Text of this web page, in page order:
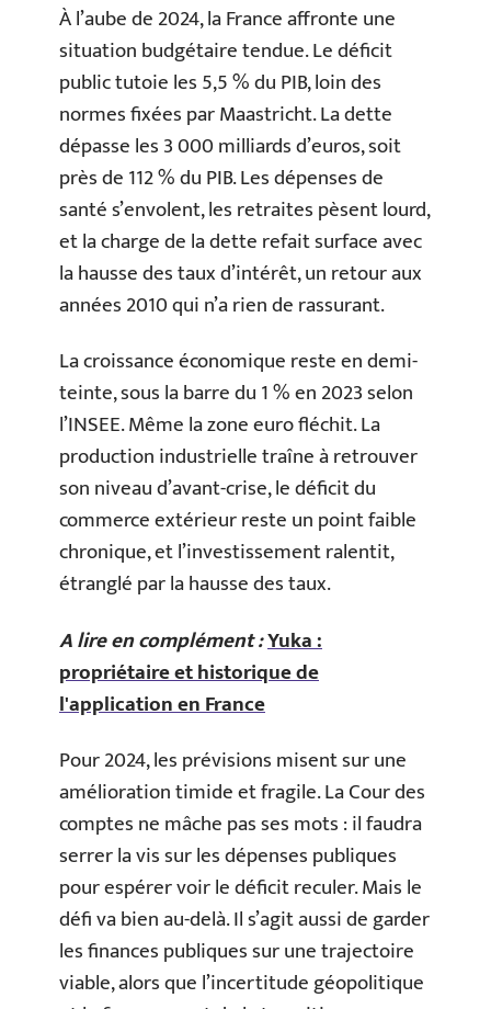
À l’aube de 2024, la France affronte une
situation budgétaire tendue. Le déficit
public tutoie les 5,5 % du PIB, loin des
normes fixées par Maastricht. La dette
dépasse les 3 000 milliards d’euros, soit
près de 112 % du PIB. Les dépenses de
santé s’envolent, les retraites pèsent lourd,
et la charge de la dette refait surface avec
la hausse des taux d’intérêt, un retour aux
années 2010 qui n’a rien de rassurant.
La croissance économique reste en demi-
teinte, sous la barre du 1 % en 2023 selon
l’INSEE. Même la zone euro fléchit. La
production industrielle traîne à retrouver
son niveau d’avant-crise, le déficit du
commerce extérieur reste un point faible
chronique, et l’investissement ralentit,
étranglé par la hausse des taux.
A lire en complément :Yuka :
propriétaire et historique de
l'application en France
Pour 2024, les prévisions misent sur une
amélioration timide et fragile. La Cour des
comptes ne mâche pas ses mots : il faudra
serrer la vis sur les dépenses publiques
pour espérer voir le déficit reculer. Mais le
défi va bien au-delà. Il s’agit aussi de garder
les finances publiques sur une trajectoire
viable, alors que l’incertitude géopolitique